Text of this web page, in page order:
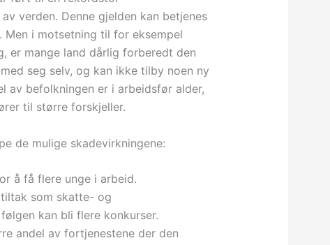
verden. Denne gjelden kan betjenes
Men i motsetning til for eksempel
er mange land dårlig forberedt den
seg selv, og kan ikke tilby noen ny
av befolkningen er i arbeidsfør alder,
til større forskjeller.
de mulige skadevirkningene:
å få flere unge i arbeid.
som skatte- og
kan bli flere konkurser.
andel av fortjenestene der den